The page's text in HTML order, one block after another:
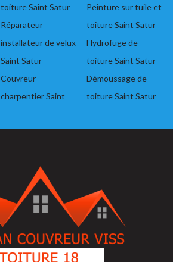
toiture Saint Satur
Réparateur
installateur de velux
Saint Satur
Couvreur
charpentier Saint
Peinture sur tuile et
toiture Saint Satur
Hydrofuge de
toiture Saint Satur
Démoussage de
toiture Saint Satur